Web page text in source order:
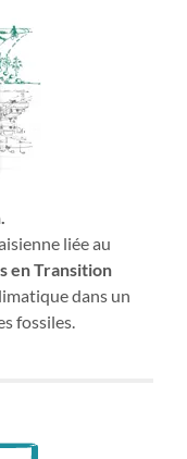
liée au
en Transition
dans un
fossiles.